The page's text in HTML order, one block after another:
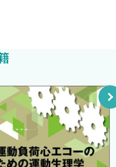
バービュー（簗瀬正伸）
介入タイミング，投与量，
介入タイミング，投与量，
（鷲田幸一）
栄養 （島田晶子）
石 渉）
の栄養管理